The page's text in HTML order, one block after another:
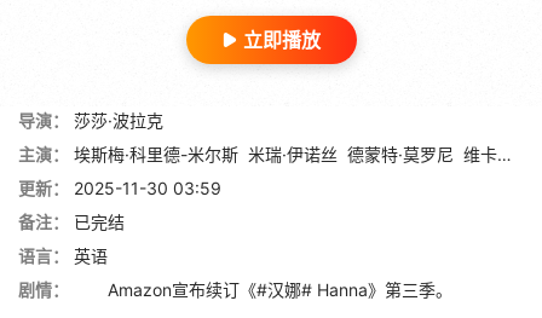
立即播放
导演：
莎莎·波拉克
主演：
埃斯梅·科里德-米尔斯 米瑞·伊诺丝 德蒙特·莫罗尼 维卡什·拜
更新：
2025-11-30 03:59
备注：
已完结
语言：
英语
剧情：
Amazon宣布续订《#汉娜# Hanna》第三季。